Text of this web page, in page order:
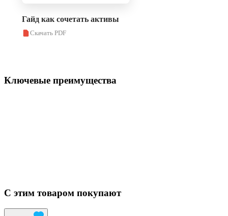
Гайд как сочетать активы
Скачать PDF
Ключевые преимущества
С этим товаром покупают